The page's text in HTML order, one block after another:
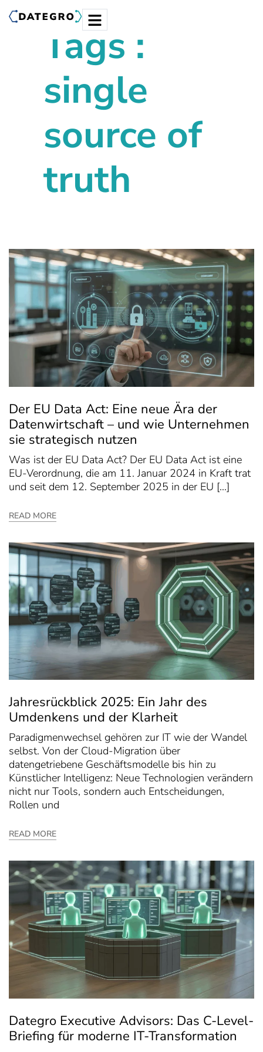
Tags :
single
source of
truth
Der EU Data Act: Eine neue Ära der
Datenwirtschaft – und wie Unternehmen
sie strategisch nutzen
Was ist der EU Data Act? Der EU Data Act ist eine
EU-Verordnung, die am 11. Januar 2024 in Kraft trat
und seit dem 12. September 2025 in der EU […]
READ MORE
Jahresrückblick 2025: Ein Jahr des
Umdenkens und der Klarheit
Paradigmenwechsel gehören zur IT wie der Wandel
selbst. Von der Cloud-Migration über
datengetriebene Geschäftsmodelle bis hin zu
Künstlicher Intelligenz: Neue Technologien verändern
nicht nur Tools, sondern auch Entscheidungen,
Rollen und
READ MORE
Dategro Executive Advisors: Das C-Level-
Briefing für moderne IT-Transformation